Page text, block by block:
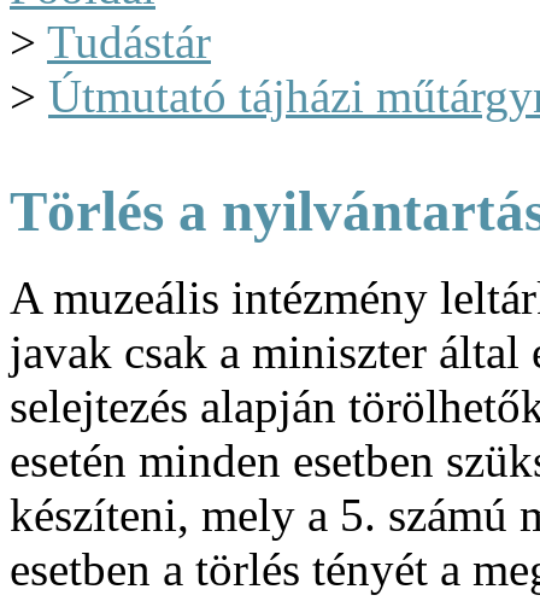
> Tudástár
> Útmutató tájházi
Törlés a
A muzeális intézmény
javak csak a miniszter
selejtezés alapján
esetén minden esetben
készíteni, mely a 5. számú
esetben a törlés tényét a